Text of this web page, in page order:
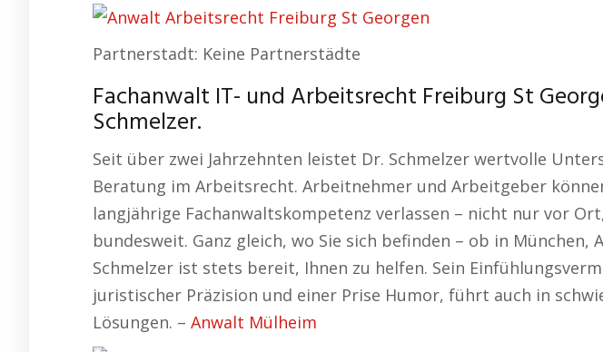
Partnerstadt: Keine Partnerstädte
Fachanwalt IT- und Arbeitsrecht Freiburg St
Schmelzer.
Seit über zwei Jahrzehnten leistet Dr. Schmelzer wertvolle
Beratung im Arbeitsrecht. Arbeitnehmer und Arbeitgeber
langjährige Fachanwaltskompetenz verlassen – nicht nur vor
bundesweit. Ganz gleich, wo Sie sich befinden – ob in München,
Schmelzer ist stets bereit, Ihnen zu helfen. Sein
juristischer Präzision und einer Prise Humor, führt auch in
Lösungen. – Anwalt Mülheim